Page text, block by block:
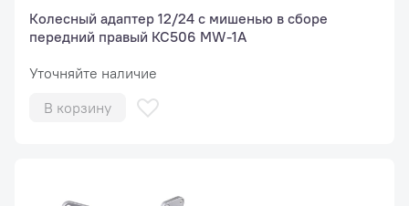
Колесный адаптер 12/24 с мишенью в сборе
передний правый КС506 MW-1A
Уточняйте наличие
В корзину